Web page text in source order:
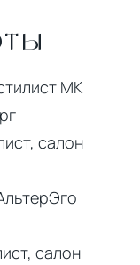
MK
салон
салон